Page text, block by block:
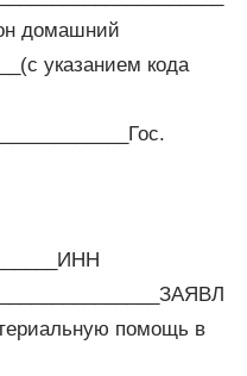
домашний
указанием кода
помощь в